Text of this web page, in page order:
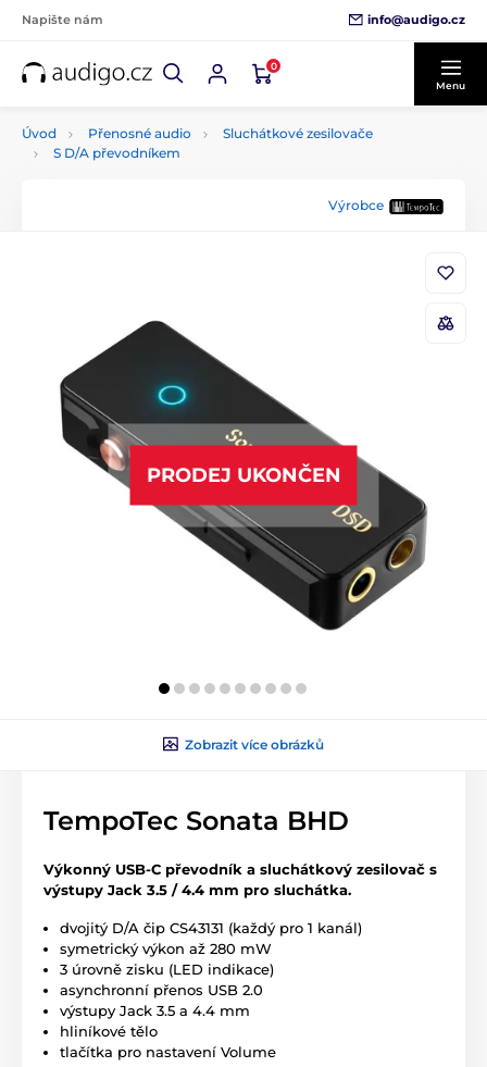
Napište nám info@audigo.cz
0
Menu
Úvod Přenosné audio
Sluchátkové zesilovače
S D/A převodníkem
Výrobce
PRODEJ UKONČEN
Zobrazit více obrázků
TempoTec Sonata BHD
Výkonný USB-C převodník a sluchátkový zesilovač s
výstupy Jack 3.5 / 4.4 mm pro sluchátka.
dvojitý D/A čip CS43131 (každý pro 1 kanál)
symetrický výkon až 280 mW
3 úrovně zisku (LED indikace)
asynchronní přenos USB 2.0
výstupy Jack 3.5 a 4.4 mm
hliníkové tělo
tlačítka pro nastavení Volume